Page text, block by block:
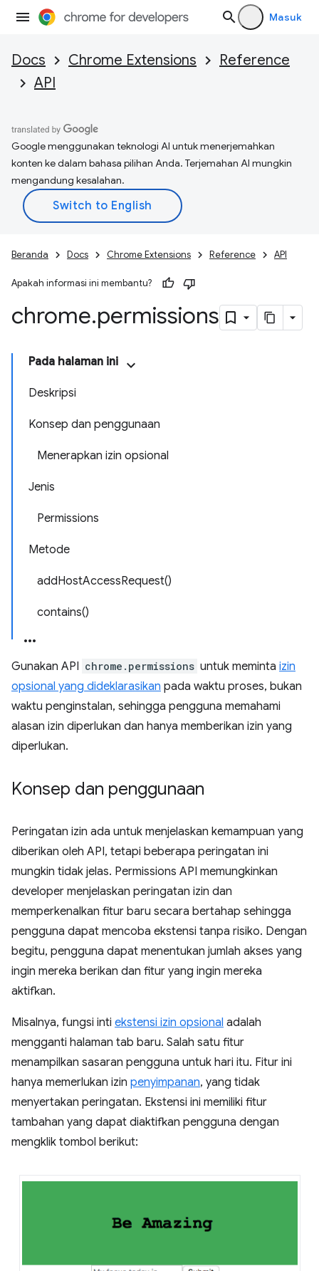
Masuk
Docs Chrome Extensions
Reference
API
Google menggunakan teknologi AI untuk menerjemahkan
konten ke dalam bahasa pilihan Anda. Terjemahan AI mungkin
mengandung kesalahan.
Beranda Docs Chrome Extensions Reference API
Apakah informasi ini membantu?
chrome.permissions
Pada halaman ini
Deskripsi
Konsep dan penggunaan
Menerapkan izin opsional
Jenis
Permissions
Metode
addHostAccessRequest()
contains()
Gunakan API chrome.permissions untuk meminta izin
opsional yang dideklarasikan pada waktu proses, bukan
waktu penginstalan, sehingga pengguna memahami
alasan izin diperlukan dan hanya memberikan izin yang
diperlukan.
Konsep dan penggunaan
Peringatan izin ada untuk menjelaskan kemampuan yang
diberikan oleh API, tetapi beberapa peringatan ini
mungkin tidak jelas. Permissions API memungkinkan
developer menjelaskan peringatan izin dan
memperkenalkan fitur baru secara bertahap sehingga
pengguna dapat mencoba ekstensi tanpa risiko. Dengan
begitu, pengguna dapat menentukan jumlah akses yang
ingin mereka berikan dan fitur yang ingin mereka
aktifkan.
Misalnya, fungsi inti ekstensi izin opsional adalah
mengganti halaman tab baru. Salah satu fitur
menampilkan sasaran pengguna untuk hari itu. Fitur ini
hanya memerlukan izin penyimpanan, yang tidak
menyertakan peringatan. Ekstensi ini memiliki fitur
tambahan yang dapat diaktifkan pengguna dengan
mengklik tombol berikut: